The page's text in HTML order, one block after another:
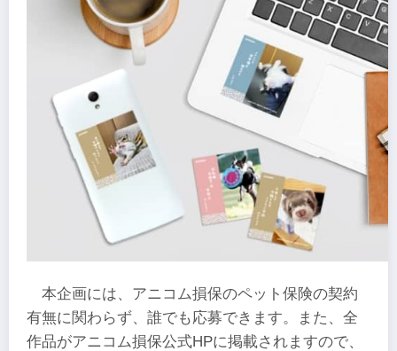
本企画には、アニコム損保のペット保険の契約
有無に関わらず、誰でも応募できます。また、全
作品がアニコム損保公式HPに掲載されますので、